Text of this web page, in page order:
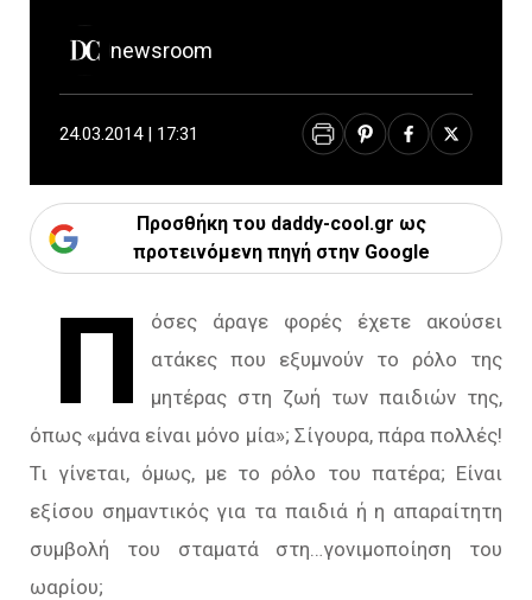
newsroom
24.03.2014 | 17:31
Προσθήκη του daddy-cool.gr ως
προτεινόμενη πηγή στην Google
Π
όσες άραγε φορές έχετε ακούσει
ατάκες που εξυμνούν το ρόλο της
μητέρας στη ζωή των παιδιών της,
όπως «μάνα είναι μόνο μία»; Σίγουρα, πάρα πολλές!
Τι γίνεται, όμως, με το ρόλο του πατέρα; Είναι
εξίσου σημαντικός για τα παιδιά ή η απαραίτητη
συμβολή του σταματά στη…γονιμοποίηση του
ωαρίου;